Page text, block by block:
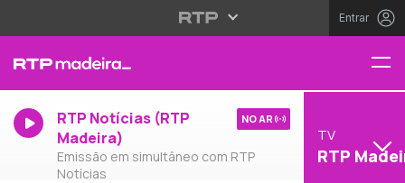
Entrar
RTP Notícias (RTP
Madeira)
Emissão em simultâneo com RTP
Notícias
NO AR
TV
RTP